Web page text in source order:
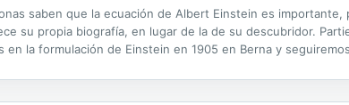
saben que la ecuación de Albert Einstein es
su propia biografía, en lugar de la de su descubridor.
en la formulación de Einstein en 1905 en Berna y